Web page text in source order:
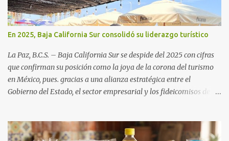
En 2025, Baja California Sur consolidó su liderazgo turístico
La Paz, B.C.S. – Baja California Sur se despide del 2025 con cifras
que confirman su posición como la joya de la corona del turismo
en México, pues. gracias a una alianza estratégica entre el
Gobierno del Estado, el sector empresarial y los fideicomisos de
una derrama económica sin precedentes. Las proyecciones para